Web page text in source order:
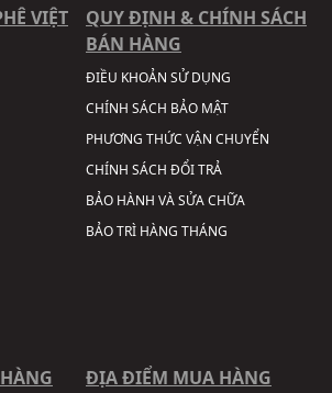
VIỆT
QUY ĐỊNH & CHÍNH SÁCH
BÁN HÀNG
ĐIỀU KHOẢN SỬ DỤNG
CHÍNH SÁCH BẢO MẬT
PHƯƠNG THỨC VẬN CHUYỂN
CHÍNH SÁCH ĐỔI TRẢ
BẢO HÀNH VÀ SỬA CHỮA
BẢO TRÌ HÀNG THÁNG
ĐỊA ĐIỂM MUA HÀNG